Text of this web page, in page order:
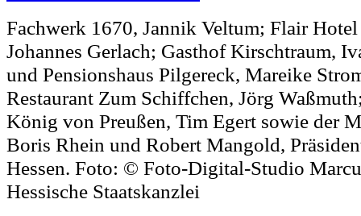
Fachwerk 1670, Jannik Veltum; Flair
Johannes Gerlach; Gasthof Kirschtraum,
und Pensionshaus Pilgereck, Mareike
Restaurant Zum Schiffchen, Jörg
König von Preußen, Tim Egert sowie der
Boris Rhein und Robert Mangold,
Hessen. Foto: © Foto-Digital-Studio
Hessische Staatskanzlei